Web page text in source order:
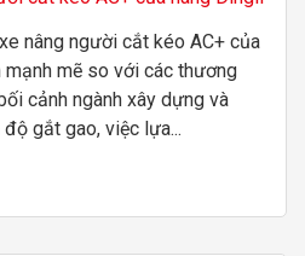
nâng người cắt kéo AC+ của
mẽ so với các thương
cảnh ngành xây dựng và
gắt gao, việc lựa...